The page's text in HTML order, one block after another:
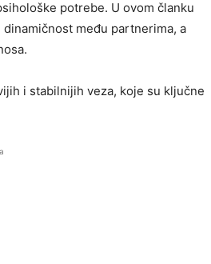
potrebe. U ovom članku
među partnerima, a
i stabilnijih veza, koje su ključne